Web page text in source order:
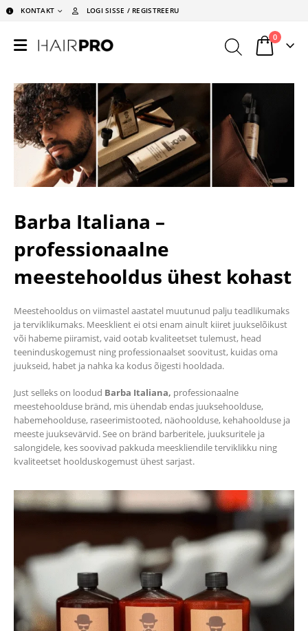
KONTAKT LOGI SISSE / REGISTREERU
0
Barba Italiana –
professionaalne
meestehooldus ühest kohast
Meestehooldus on viimastel aastatel muutunud palju teadlikumaks
ja terviklikumaks. Meesklient ei otsi enam ainult kiiret juukselõikust
või habeme piiramist, vaid ootab kvaliteetset tulemust, head
teeninduskogemust ning professionaalset soovitust, kuidas oma
juukseid, habet ja nahka ka kodus õigesti hooldada.
Just selleks on loodud Barba Italiana, professionaalne
meestehoolduse bränd, mis ühendab endas juuksehoolduse,
habemehoolduse, raseerimistooted, näohoolduse, kehahoolduse ja
meeste juuksevärvid. See on bränd barberitele, juuksuritele ja
salongidele, kes soovivad pakkuda meeskliendile terviklikku ning
kvaliteetset hoolduskogemust ühest sarjast.